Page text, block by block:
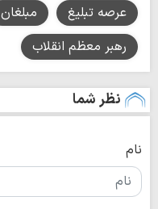
عرصه تبلیغ مبلغان
رهبر معظم انقلاب
نظر شما
نام